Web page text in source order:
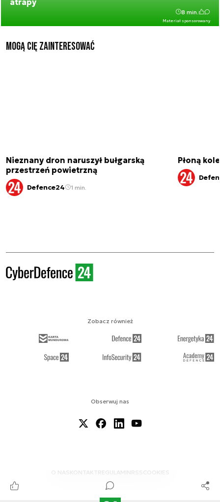
Materiał sponsorowany
8 min.
Mogą Cię zainteresować
Nieznany dron naruszył bułgarską
przestrzeń powietrzną
Defence24 1 min.
Płoną
Obserwuj nas
O NAS KONTAKTREGULAMINRSS COOKIES
Zobacz również